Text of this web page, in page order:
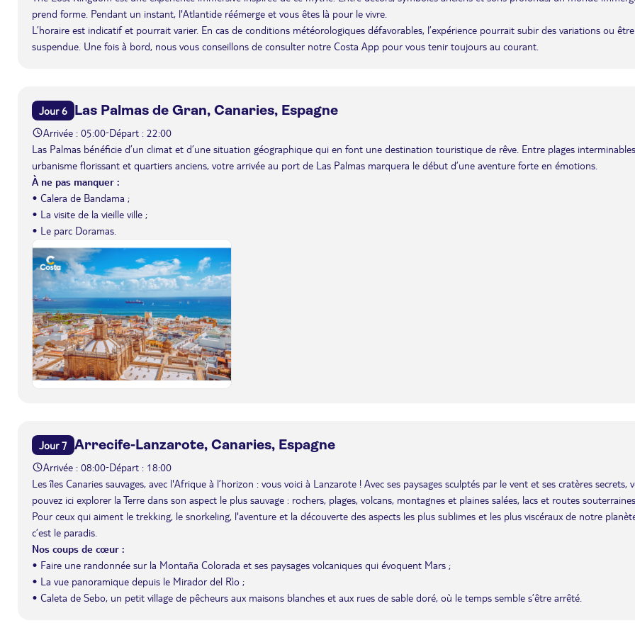
prend forme. Pendant un instant, l'Atlantide réémerge et vous êtes là pour le vivre.
L’horaire est indicatif et pourrait varier. En cas de conditions météorologiques défavorables, l’expérience pourrait subir des variations ou être
suspendue. Une fois à bord, nous vous conseillons de consulter notre Costa App pour vous tenir toujours au courant.
Jour 6 Las Palmas de Gran, Canaries, Espagne
Arrivée : 05:00-Départ : 22:00
Las Palmas bénéficie d’un climat et d’une situation géographique qui en font une destination touristique de rêve. Entre plages
urbanisme florissant et quartiers anciens, votre arrivée au port de Las Palmas marquera le début d’une aventure forte en émotions.
À ne pas manquer :
• Calera de Bandama ;
• La visite de la vieille ville ;
• Le parc Doramas.
Jour 7 Arrecife-Lanzarote, Canaries, Espagne
Arrivée : 08:00-Départ : 18:00
Les îles Canaries sauvages, avec l'Afrique à l’horizon : vous voici à Lanzarote ! Avec ses paysages sculptés par le vent et ses cratères secrets,
pouvez ici explorer la Terre dans son aspect le plus sauvage : rochers, plages, volcans, montagnes et plaines salées, lacs et routes
Pour ceux qui aiment le trekking, le snorkeling, l'aventure et la découverte des aspects les plus sublimes et les plus viscéraux de notre
c’est le paradis.
Nos coups de cœur :
• Faire une randonnée sur la Montaña Colorada et ses paysages volcaniques qui évoquent Mars ;
• La vue panoramique depuis le Mirador del Rìo ;
• Caleta de Sebo, un petit village de pêcheurs aux maisons blanches et aux rues de sable doré, où le temps semble s’être arrêté.